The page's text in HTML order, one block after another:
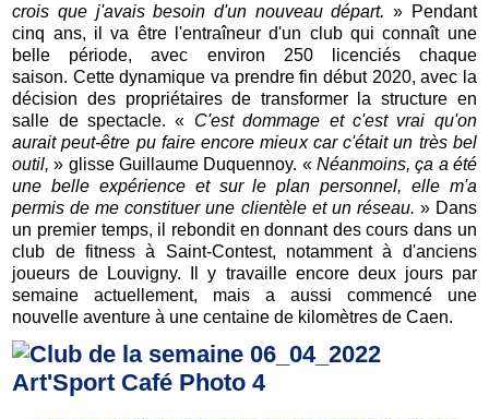
crois que j'avais besoin d'un nouveau départ. » Pendant
cinq ans, il va être l'entraîneur d'un club qui connaît une
belle période, avec environ 250 licenciés chaque
saison. Cette dynamique va prendre fin début 2020, avec la
décision des propriétaires de transformer la structure en
salle de spectacle. « C'est dommage et c'est vrai qu'on
aurait peut-être pu faire encore mieux car c'était un très bel
outil,» glisse Guillaume Duquennoy. « Néanmoins, ça a été
une belle expérience et sur le plan personnel, elle m'a
permis de me constituer une clientèle et un réseau. » Dans
un premier temps, il rebondit en donnant des cours dans un
club de fitness à Saint-Contest, notamment à d'anciens
joueurs de Louvigny. Il y travaille encore deux jours par
semaine actuellement, mais a aussi commencé une
nouvelle aventure à une centaine de kilomètres de Caen.